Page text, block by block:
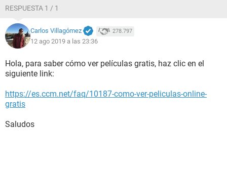
RESPUESTA 1 / 1
Carlos Villagómez 278.797
12 ago 2019 a las 23:36
Hola, para saber cómo ver películas gratis, haz clic en el
siguiente link:
https://es.ccm.net/faq/10187-como-ver-peliculas-online-
gratis
Saludos